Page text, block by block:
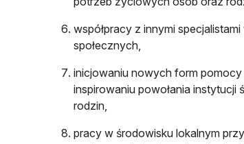
współpracy z innymi
społecznych,
inicjowaniu nowych form
inspirowaniu powołania instytucji
rodzin,
pracy w środowisku lokalnym